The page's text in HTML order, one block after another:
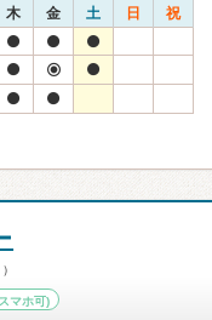
木 金 土 日 祝
マホ可)